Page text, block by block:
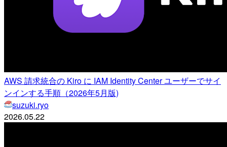
AWS 請求統合の Kiro に IAM Identity Center ユーザーでサイ
ンインする手順（2026年5月版)
suzuki.ryo
2026.05.22